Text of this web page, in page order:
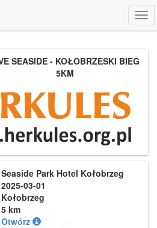
SEASIDE - KOŁOBRZESKI BIEG
5KM
Seaside Park Hotel Kołobrzeg
2025-03-01
Kołobrzeg
5 km
Otwórz